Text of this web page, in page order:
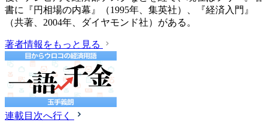
書に『円相場の内幕』（1995年、集英社）、『経済入門』
（共著、2004年、ダイヤモンド社）がある。
著者情報をもっと見る
連載目次へ行く